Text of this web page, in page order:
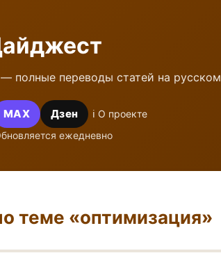
полные переводы статей на русском
MAX Дзен
ℹ️ О проекте
ежедневно
теме «оптимизация»